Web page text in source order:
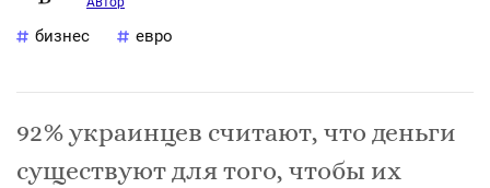
бизнес евро
92% украинцев считают, что деньги
существуют для того, чтобы их